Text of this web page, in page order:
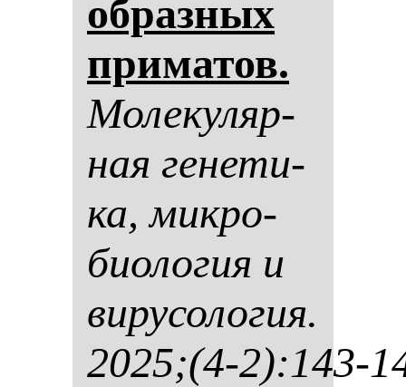
об­раз­ных
при­ма­тов.
Мо­ле­ку­ляр­
ная ге­не­ти­
ка, мик­ро­
би­оло­гия и
ви­ру­со­ло­гия.
2025;(4-2):143-